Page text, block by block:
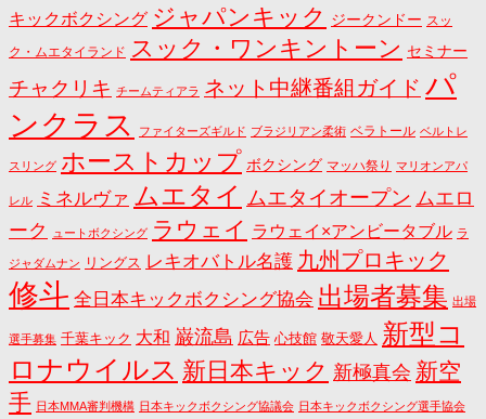
キックボクシング ジャパンキック ジークンドー スッ
ク・ムエタイランド スック・ワンキントーン セミナー
チャクリキ チームティアラ ネット中継番組ガイド パ
ンクラス
ファイターズギルド ブラジリアン柔術 ベラトール ベルトレ
スリング ホーストカップ ボクシング マッハ祭り マリオンアパ
レル ミネルヴァ ムエタイ ムエタイオープン ムエロ
ーク
ュートボクシング ラウェイ ラウェイ×アンビータブル ラ
ジャダムナン リングス レキオバトル名護 九州プロキック
修斗 全日本キックボクシング協会 出場者募集 出場
選手募集 千葉キック 大和 巌流島 広告 心技館 敬天愛人 新型コ
ロナウイルス 新日本キック 新極真会 新空
手 日本MMA審判機構 日本キックボクシング協議会 日本キックボクシング選手協会